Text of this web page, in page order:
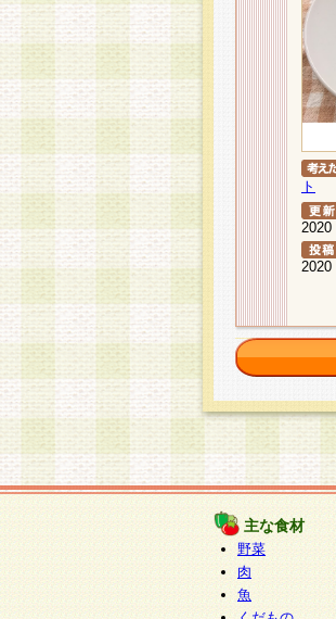
ト
2020
2020
主な食材
野菜
肉
魚